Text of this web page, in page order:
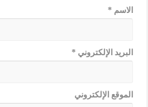
الاسم*
البريد الإلكتروني*
الموقع الإلكتروني